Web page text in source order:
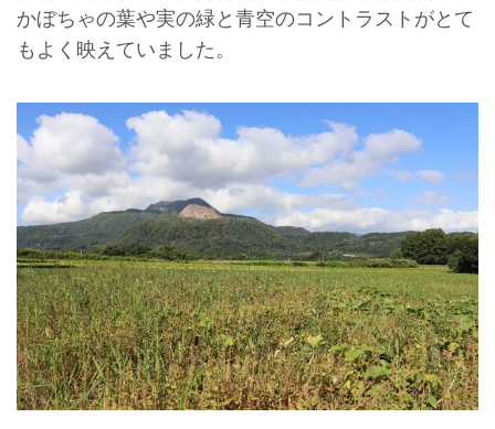
かぼちゃの葉や実の緑と青空のコントラストがとて
もよく映えていました。